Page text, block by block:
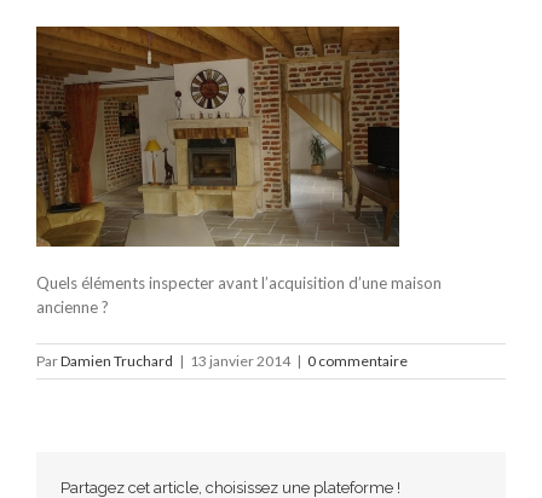
Quels éléments inspecter avant l’acquisition d’une maison
ancienne ?
ParDamien Truchard | 13 janvier 2014 | 0 commentaire
Partagez cet article, choisissez une plateforme !